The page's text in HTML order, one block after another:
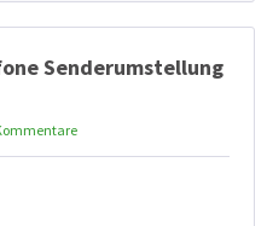
Senderumstellung